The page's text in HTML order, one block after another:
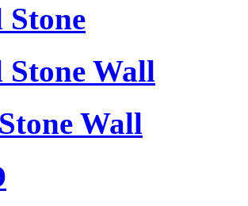
Wall
Wall